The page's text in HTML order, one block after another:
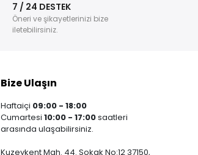
7 / 24 DESTEK
Öneri ve şikayetlerinizi bize
iletebilirsiniz.
Bize Ulaşın
Haftaiçi 09:00 - 18:00
Cumartesi 10:00 - 17:00saatleri
arasında ulaşabilirsiniz.
Kuzeykent Mah. 44. Sokak No:12 37150,